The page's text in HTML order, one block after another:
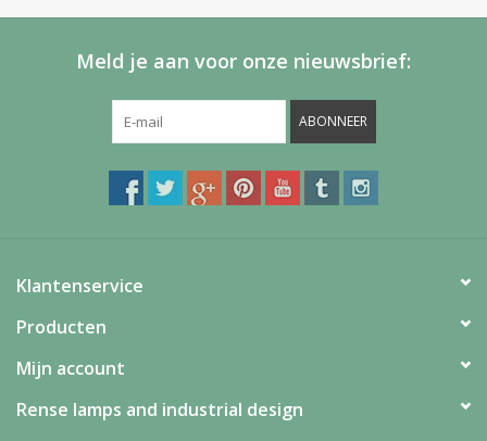
Meld je aan voor onze nieuwsbrief:
ABONNEER
Klantenservice
Producten
Mijn account
Rense lamps and industrial design